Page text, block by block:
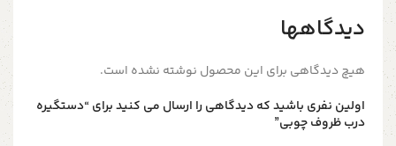
دیدگاهها
هیچ دیدگاهی برای این محصول نوشته نشده است.
اولین نفری باشید که دیدگاهی را ارسال می کنید برای “دستگیره
درب ظروف چوبی”